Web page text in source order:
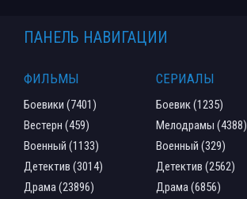
ПАНЕЛЬ НАВИГАЦИИ
ФИЛЬМЫ
Боевики (7401)
Вестерн (459)
Военный (1133)
Детектив (3014)
Драма (23896)
СЕРИАЛЫ
Боевик (1235)
Мелодрамы (4388)
Военный (329)
Детектив (2562)
Драма (6856)